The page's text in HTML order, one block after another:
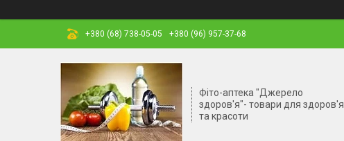
+380 (68) 738-05-05 +380 (96) 957-37-68
Фіто-аптека "Джерело
здоров'я"- товари для здоров'я
та красоти